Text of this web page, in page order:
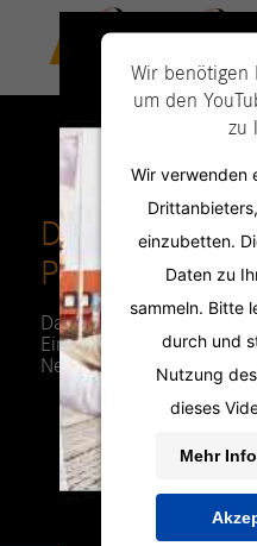
Wir benötigen
um den
zu
Wir verwenden
einzubetten.
Daten zu
sammeln. Bitte
durch und
Nutzung
dieses
Mehr
DIE PERSONAL
PROFILER
Das Ganze ist mehr als
Einzelteile:
Neutral-Vendor-